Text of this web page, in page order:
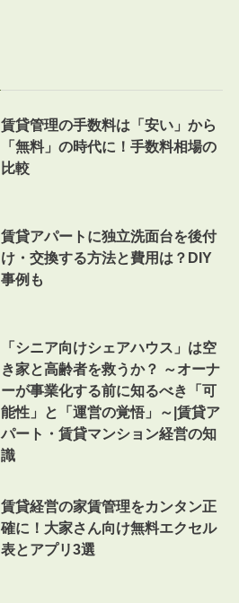
賃貸管理の手数料は「安い」から
「無料」の時代に！手数料相場の
比較
賃貸アパートに独立洗面台を後付
け・交換する方法と費用は？DIY
事例も
「シニア向けシェアハウス」は空
き家と高齢者を救うか？ ～オーナ
ーが事業化する前に知るべき「可
能性」と「運営の覚悟」～|賃貸ア
パート・賃貸マンション経営の知
識
賃貸経営の家賃管理をカンタン正
確に！大家さん向け無料エクセル
表とアプリ3選